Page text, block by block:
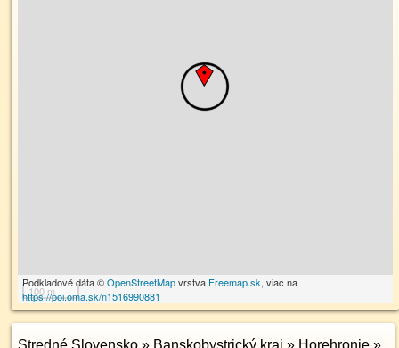
100 m
Podkladové dáta ©OpenStreetMapvrstva Freemap.sk, viac na
https://poi.oma.sk/n1516990881
Stredné Slovensko » Banskobystrický kraj » Horehronie »